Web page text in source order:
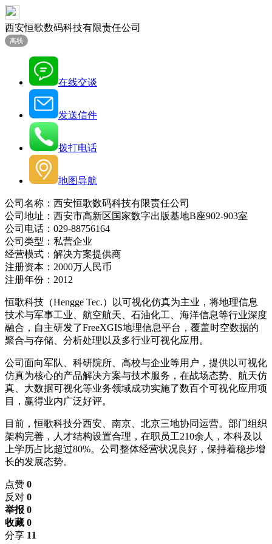
西安恒歌数码科技有限责任公司
离线
在线交谈
发送信件
拨打电话
地图导航
公司名称：西安恒歌数码科技有限责任公司
公司地址：西安市高新区国家数字出版基地B座902-903室
公司电话：029-88756164
公司类型：私营企业
经营模式：解决方案提供商
注册资本：2000万人民币
注册年份：2012
恒歌科技（Hengge Tec.）以可视化仿真为主业，将地理信息
技术与军事工业、航空航天、石油化工、海洋信息等行业深度
融合，自主研发了FreeXGIS地理信息平台，覆盖时空数据的
聚合与存储、分析处理以及多行业可视化应用。
公司面向军队、科研院所、高校与企业等用户，提供以可视化
仿真为核心的产品解决方案与技术服务，在战场态势、航天仿
真、大数据可视化等业务领域成功实施了数百个可视化应用项
目，赢得业内广泛好评。
目前，恒歌科技分西安、南京、北京三地协同运营。部门组织
架构完善，人才结构设置合理，在职员工210余人，本科及以
上学历占比超过80%。公司整体经营状况良好，保持着稳步增
长的发展态势。
点赞 0
反对 0
举报 0
收藏 0
分享 11